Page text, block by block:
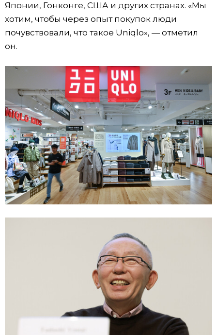
Японии, Гонконге, США и других странах. «Мы
хотим, чтобы через опыт покупок люди
почувствовали, что такое Uniqlo», — отметил
он.